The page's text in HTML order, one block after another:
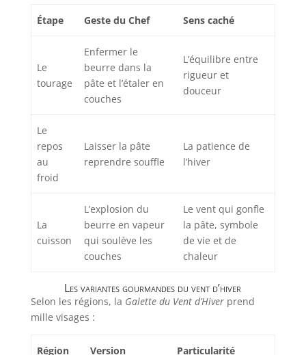
Étape Geste du Chef Sens caché
Le
tourage
Enfermer le
beurre dans la
pâte et l’étaler en
couches
L’équilibre entre
rigueur et
douceur
Le
repos
au
froid
Laisser la pâte
reprendre souffle
La patience de
l’hiver
La
cuisson
L’explosion du
beurre en vapeur
qui soulève les
couches
Le vent qui gonfle
la pâte, symbole
de vie et de
chaleur
Les variantes gourmandes du vent d’hiver
Selon les régions, la Galette du Vent d’Hiverprend
mille visages :
Région Version Particularité